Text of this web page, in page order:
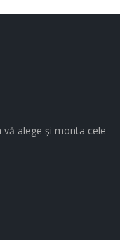
alege și monta cele